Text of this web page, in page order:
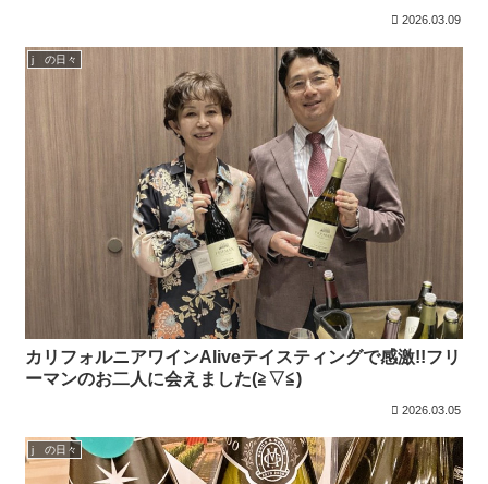
2026.03.09
j の日々
カリフォルニアワインAliveテイスティングで感激!!フリ
ーマンのお二人に会えました(≧▽≦)
2026.03.05
j の日々